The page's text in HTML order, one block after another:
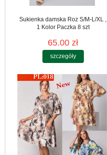
Sukienka damska Roz S/M-L/XL ,
1 Kolor Paczka 8 szt
65.00 zł
szczegóły